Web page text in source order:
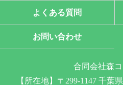
よくある質問
お問い合わせ
合同会社森
【所在地】〒299-1147 千葉